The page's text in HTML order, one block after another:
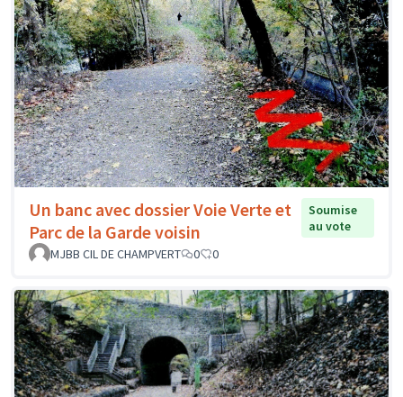
Un banc avec dossier Voie Verte et
Parc de la Garde voisin
Soumise
au vote
MJBB CIL DE CHAMPVERT
0 0